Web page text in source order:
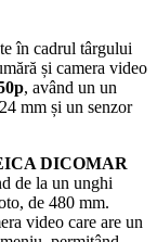
în cadrul târgului
și camera video
, având un un
mm și un senzor
DICOMAR
de la un unghi
de 480 mm.
video care are un